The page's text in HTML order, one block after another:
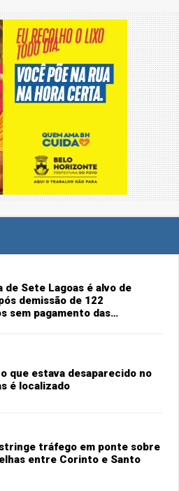
de Sete Lagoas é alvo de
demissão de 122
sem pagamento das
que estava desaparecido no
é localizado
tráfego em ponte sobre
entre Corinto e Santo